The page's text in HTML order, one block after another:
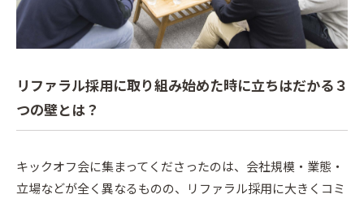
リファラル採用に取り組み始めた時に立ちはだかる３
つの壁とは？
キックオフ会に集まってくださったのは、会社規模・業態・
立場などが全く異なるものの、リファラル採用に大きくコミ